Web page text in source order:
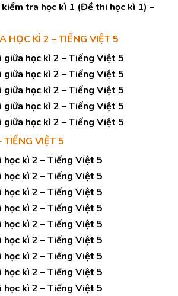
tra học kì 1 (Đề thi học kì 1) –
HỌC KÌ 2 – TIẾNG VIỆT 5
học kì 2 – Tiếng Việt 5
học kì 2 – Tiếng Việt 5
học kì 2 – Tiếng Việt 5
học kì 2 – Tiếng Việt 5
học kì 2 – Tiếng Việt 5
VIỆT 5
kì 2 – Tiếng Việt 5
kì 2 – Tiếng Việt 5
kì 2 – Tiếng Việt 5
kì 2 – Tiếng Việt 5
kì 2 – Tiếng Việt 5
kì 2 – Tiếng Việt 5
kì 2 – Tiếng Việt 5
kì 2 – Tiếng Việt 5
kì 2 – Tiếng Việt 5